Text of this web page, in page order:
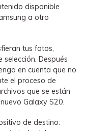
disponible
a otro
tus fotos,
Después
en cuenta que no
el proceso de
que se están
Galaxy S20.
de destino: